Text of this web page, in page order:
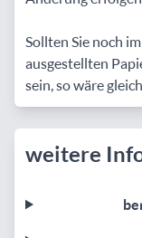
Sollten Sie noch
ausgestellten
sein, so wäre
weitere